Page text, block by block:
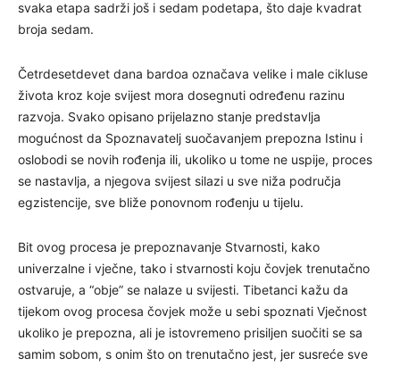
svaka etapa sadrži još i sedam podetapa, što daje kvadrat
broja sedam.
Četrdesetdevet dana bardoa označava velike i male cikluse
života kroz koje svijest mora dosegnuti određenu razinu
razvoja. Svako opisano prijelazno stanje predstavlja
mogućnost da Spoznavatelj suočavanjem prepozna Istinu i
oslobodi se novih rođenja ili, ukoliko u tome ne uspije, proces
se nastavlja, a njegova svijest silazi u sve niža područja
egzistencije, sve bliže ponovnom rođenju u tijelu.
Bit ovog procesa je prepoznavanje Stvarnosti, kako
univerzalne i vječne, tako i stvarnosti koju čovjek trenutačno
ostvaruje, a “obje” se nalaze u svijesti. Tibetanci kažu da
tijekom ovog procesa čovjek može u sebi spoznati Vječnost
ukoliko je prepozna, ali je istovremeno prisiljen suočiti se sa
samim sobom, s onim što on trenutačno jest, jer susreće sve